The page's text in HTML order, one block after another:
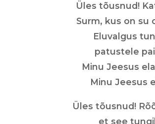
Üles tõusnud!
Surm, kus on su
Eluvalgus
patustele
Minu Jeesus
Minu Jeesus
Üles tõusnud!
et see